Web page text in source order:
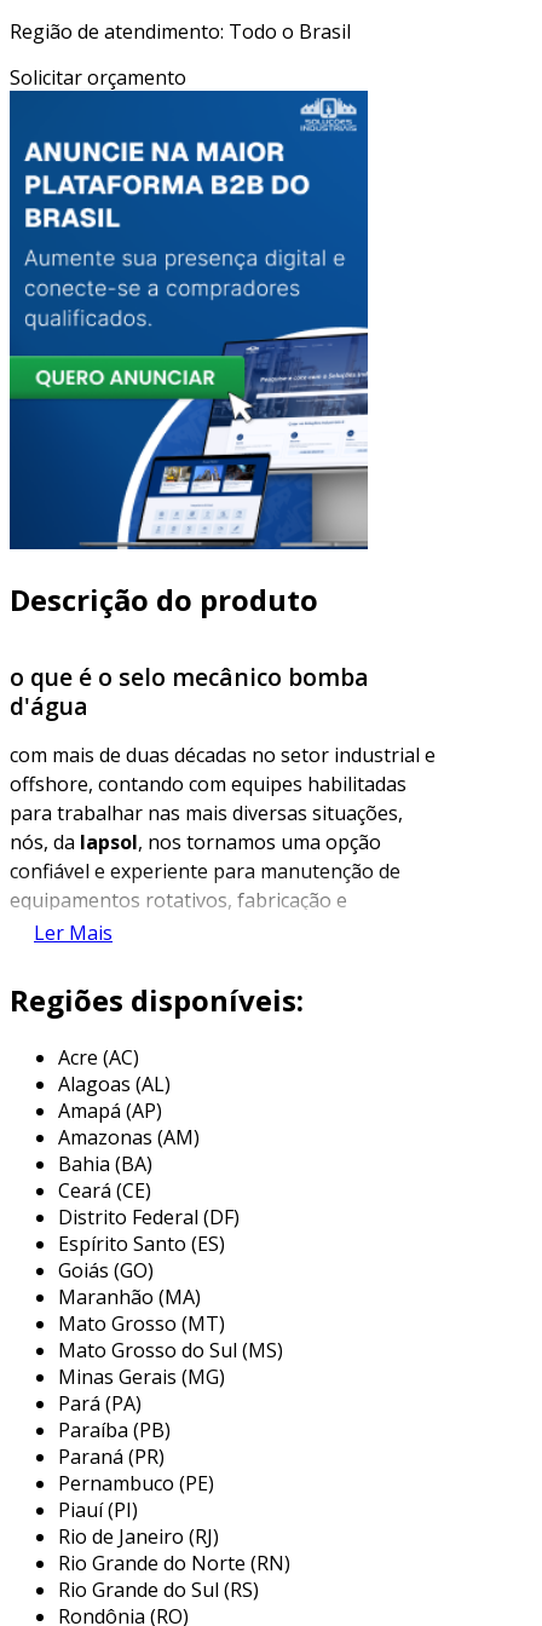
Região de atendimento: Todo o Brasil
Solicitar orçamento
Descrição do produto
o que é o selo mecânico bomba
d'água
com mais de duas décadas no setor industrial e
offshore, contando com equipes habilitadas
para trabalhar nas mais diversas situações,
nós, da lapsol, nos tornamos uma opção
confiável e experiente para manutenção de
equipamentos rotativos, fabricação e
recuperação de selos mecânicos. possuímos
habilitam a prestar serviços de manutenção
com excelência, bem como na fabricação de
nossos produtos. temos como objetivo
oferecer soluções efetivas, prezando sempre
pela qualidade e buscando garantir o mais alto
nível de satisfação de cada cliente.
o selo mecânico bomba d'água é um
componente essencial em sistemas de
bombeamento industrial, projetado para evitar
vazamentos de fluidos entre o eixo rotativo da
bomba e a carcaça. essa vedação é crucial para
proteger o ambiente externo, os equipamentos
e, principalmente, as pessoas. a linha de selos
mecânicos dalapsolé desenvolvida para
aplicações em bombas, compressores,
misturadores, turbinas, reatores,
homogeneizadores, sopradores e sistemas a
gás. disponíveis em várias versões, como
cartucho, simples, duplo, magnético, de fole
metálico e outros, esses selos são compatíveis
com equipamentos de renomados fabricantes.
Ler Mais
Regiões disponíveis:
Acre (AC)
Alagoas (AL)
Amapá (AP)
Amazonas (AM)
Bahia (BA)
Ceará (CE)
Distrito Federal (DF)
Espírito Santo (ES)
Goiás (GO)
Maranhão (MA)
Mato Grosso (MT)
Mato Grosso do Sul (MS)
Minas Gerais (MG)
Pará (PA)
Paraíba (PB)
Paraná (PR)
Pernambuco (PE)
Piauí (PI)
Rio de Janeiro (RJ)
Rio Grande do Norte (RN)
Rio Grande do Sul (RS)
Rondônia (RO)